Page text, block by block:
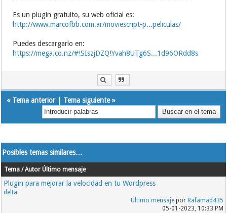
Es un plugin gratuito, su web oficial es:
http://www.marcofbb.com.ar/moviescript-p...peliculas/
Puedes descargarlo en:
https://mega.co.nz/#!SIszjDZQ!Yvah8UTg6S...1d96ORdd8s
« Tema anterior| Tema siguiente»
Posibles temas similares…
Tema / Autor Último mensaje
Plugin para mejorar la velocidad en tu Wordpress
delta
Último mensajepor Rafamad435
05-01-2023, 10:33 PM